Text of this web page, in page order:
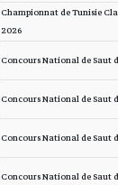
Championnat de Tunisie
2026
Concours National de Saut
Concours National de Saut
Concours National de Saut
Concours National de Saut